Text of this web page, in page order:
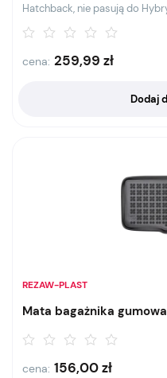
Hatchback, nie pasują do
cena: 259,99 zł
Dodaj
REZAW-PLAST
Mata bagażnika
cena: 156,00zł